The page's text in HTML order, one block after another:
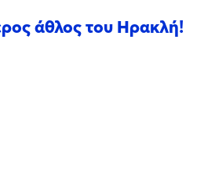
άθλος του Ηρακλή!